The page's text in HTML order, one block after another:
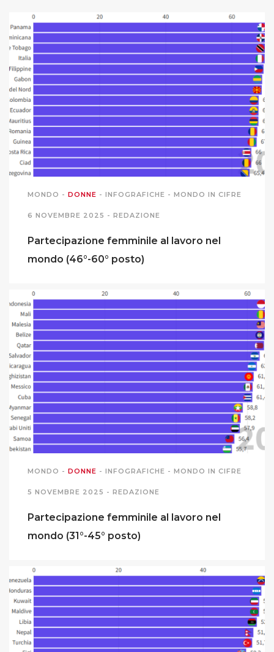
MIGRAZIONI
POVERTÀ
SALUTE
EDITORIALI
PUNTI DI VISTA
SGUARDI E VOCI
MONDO IN CIFRE
PODCAST EVENTI
AUTORI
MONDO - DONNE - INFOGRAFICHE - MONDO IN CIFRE
6 NOVEMBRE 2025 - REDAZIONE
Partecipazione femminile al lavoro nel
mondo (46°-60° posto)
MONDO - DONNE - INFOGRAFICHE - MONDO IN CIFRE
5 NOVEMBRE 2025 - REDAZIONE
Partecipazione femminile al lavoro nel
mondo (31°-45° posto)